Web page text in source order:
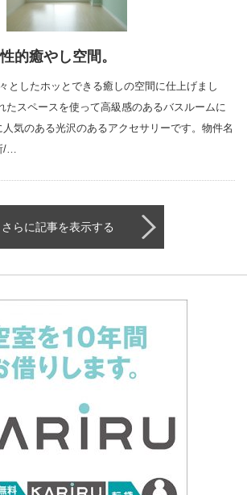
的癒やし空間。
としたホッとできる癒しの空間に仕上げまし
たスペースを使って高級感のあるバスルームに
気のある光沢のあるアクセサリーです。物件名
/…
さらに記事を表示する